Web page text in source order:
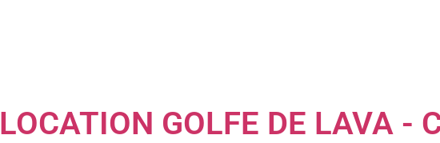
LOCATION GOLFE DE LAVA -